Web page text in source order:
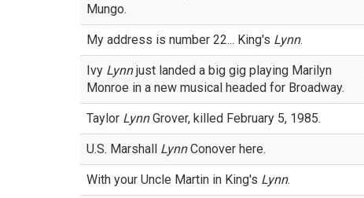
Mungo.
My address is number 22... King's Lynn.
Ivy Lynnjust landed a big gig playing Marilyn
Monroe in a new musical headed for Broadway.
Taylor LynnGrover, killed February 5, 1985.
U.S. Marshall LynnConover here.
With your Uncle Martin in King's Lynn.